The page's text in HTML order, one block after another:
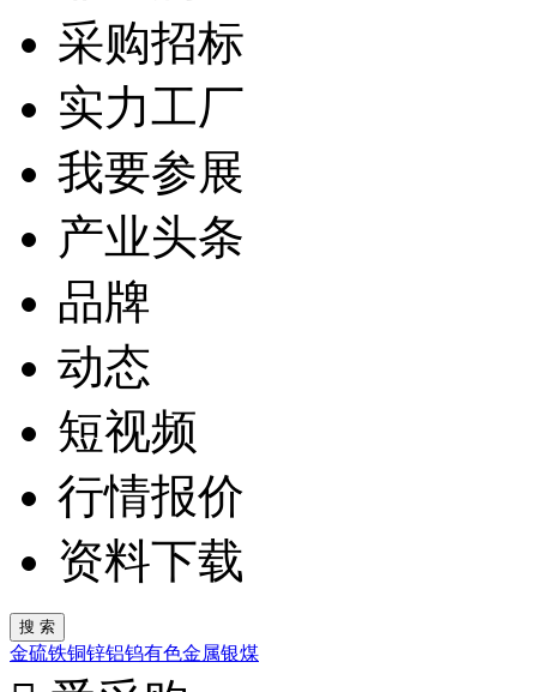
采购招标
实力工厂
我要参展
产业头条
品牌
动态
短视频
行情报价
资料下载
金硫铁铜锌铝钨有色金属银煤